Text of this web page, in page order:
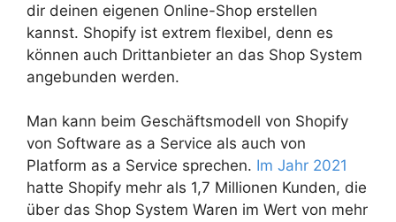
dir deinen eigenen Online-Shop erstellen
kannst. Shopify ist extrem flexibel, denn es
können auch Drittanbieter an das Shop System
angebunden werden.
Man kann beim Geschäftsmodell von Shopify
von Software as a Service als auch von
Platform as a Service sprechen. Im Jahr 2021
hatte Shopify mehr als 1,7 Millionen Kunden, die
über das Shop System Waren im Wert von mehr